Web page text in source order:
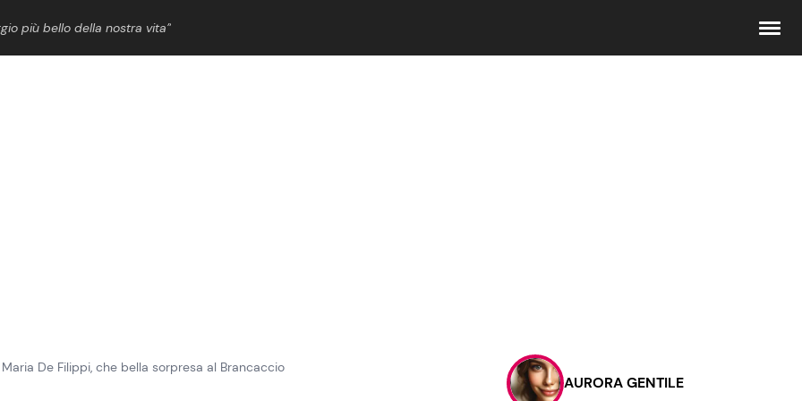
più bello della nostra vita”
Contattaci
Pubblicità
De Filippi, che bella sorpresa al Brancaccio
AURORA GENTILE